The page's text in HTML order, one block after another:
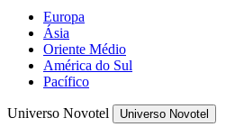
Europa
Ásia
Oriente Médio
América do Sul
Pacífico
Universo Novotel Universo Novotel